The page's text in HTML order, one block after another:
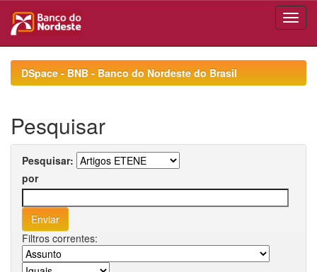
navigationDSpace - BNB - Banco do Nordeste do Brasil
Pesquisar
Pesquisar:
por
Filtros correntes: